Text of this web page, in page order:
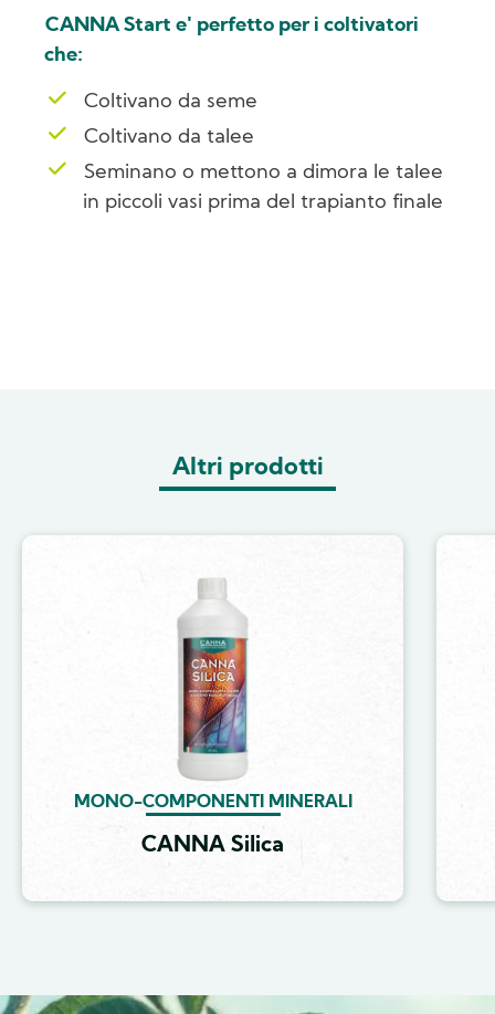
CANNA Start e' perfetto per i coltivatori
che:
Coltivano da seme
Coltivano da talee
Seminano o mettono a dimora le talee
in piccoli vasi prima del trapianto finale
Altri prodotti
MONO-COMPONENTI MINERALI
CANNA Silica
Image